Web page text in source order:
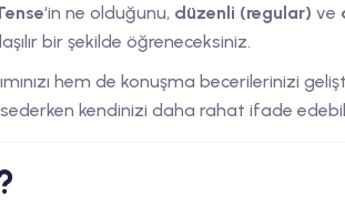
‘in ne olduğunu, düzenli (regular) ve
bir şekilde öğreneceksiniz.
hem de konuşma becerilerinizi
kendinizi daha rahat ifade